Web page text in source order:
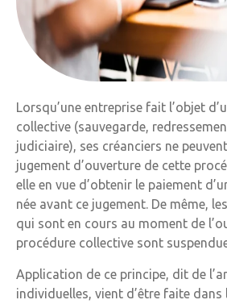
Lorsqu’une entreprise fait l’objet
collective (sauvegarde,
judiciaire), ses créanciers ne
jugement d’ouverture de cette
elle en vue d’obtenir le paiement
née avant ce jugement. De même,
qui sont en cours au moment de
procédure collective sont
Application de ce principe, dit de
individuelles, vient d’être faite dans